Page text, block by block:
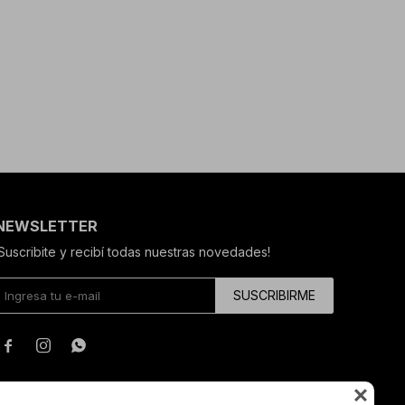

y recibí todas nuestras novedades!
SUSCRIBIRME
  